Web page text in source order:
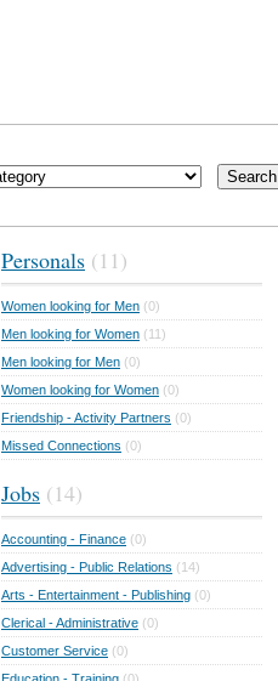
Search
Personals (11)
Women looking for Men (0)
Men looking for Women (11)
Men looking for Men (0)
Women looking for Women (0)
Friendship - Activity Partners (0)
Missed Connections (0)
Jobs (14)
Accounting - Finance (0)
Advertising - Public Relations (14)
Arts - Entertainment - Publishing (0)
Clerical - Administrative (0)
Customer Service (0)